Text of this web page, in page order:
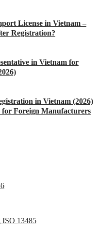
License in Vietnam –
Registration?
in Vietnam for
in Vietnam (2026)
for Foreign Manufacturers
ISO 13485